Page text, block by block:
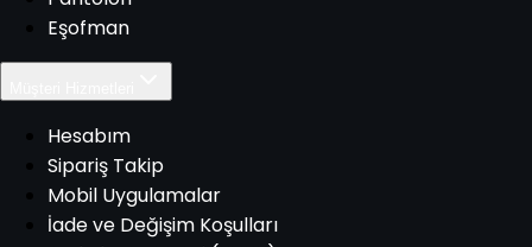
Eşofman
Hesabım
Sipariş Takip
Mobil Uygulamalar
İade ve Değişim Koşulları